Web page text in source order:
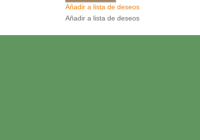
Añadir a lista de deseos
Añadir a lista de deseos